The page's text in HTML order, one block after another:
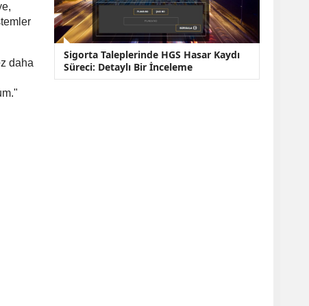
daha
Sigorta Taleplerinde HGS Hasar Kaydı
Süreci: Detaylı Bir İnceleme